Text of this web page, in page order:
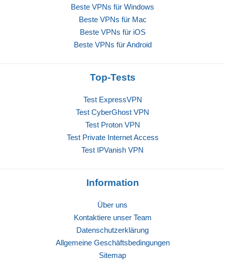
Beste VPNs für Windows
Beste VPNs für Mac
Beste VPNs für iOS
Beste VPNs für Android
Top-Tests
Test ExpressVPN
Test CyberGhost VPN
Test Proton VPN
Test Private Internet Access
Test IPVanish VPN
Information
Über uns
Kontaktiere unser Team
Datenschutzerklärung
Allgemeine Geschäftsbedingungen
Sitemap